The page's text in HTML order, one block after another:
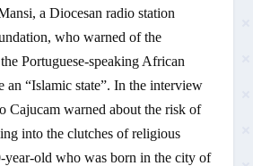
a Diocesan radio station
who warned of the
Portuguese-speaking African
an “Islamic state”. In the interview
Cajucam warned about the risk of
into the clutches of religious
year-old who was born in the city of